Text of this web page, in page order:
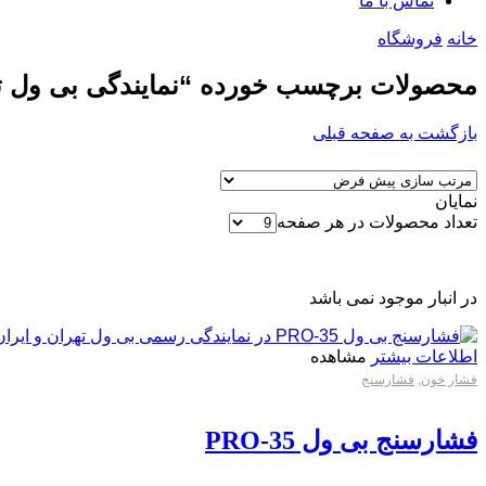
خانه فروشگاه
محصولات برچسب خورده “نمایندگی بی ول
بازگشت به صفحه قبلی
نمایان
تعداد محصولات در هر صفحه
در انبار موجود نمی باشد
اطلاعات بیشتر مشاهده
فشار خون, فشارسنج
فشارسنج بی ول PRO-35